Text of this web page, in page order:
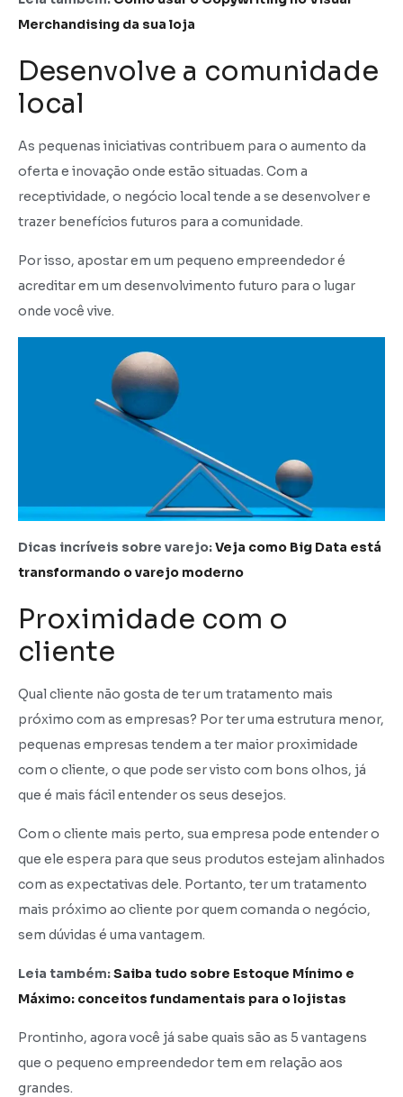
Merchandising da sua loja
Desenvolve a comunidade
local
As pequenas iniciativas contribuem para o aumento da
oferta e inovação onde estão situadas. Com a
receptividade, o negócio local tende a se desenvolver e
trazer benefícios futuros para a comunidade.
Por isso, apostar em um pequeno empreendedor é
acreditar em um desenvolvimento futuro para o lugar
onde você vive.
Dicas incríveis sobre varejo:Veja como Big Data está
transformando o varejo moderno
Proximidade com o
cliente
Qual cliente não gosta de ter um tratamento mais
próximo com as empresas? Por ter uma estrutura menor,
pequenas empresas tendem a ter maior proximidade
com o cliente, o que pode ser visto com bons olhos, já
que é mais fácil entender os seus desejos.
Com o cliente mais perto, sua empresa pode entender o
que ele espera para que seus produtos estejam alinhados
com as expectativas dele. Portanto, ter um tratamento
mais próximo ao cliente por quem comanda o negócio,
sem dúvidas é uma vantagem.
Leia também:Saiba tudo sobre Estoque Mínimo e
Máximo: conceitos fundamentais para o lojistas
Prontinho, agora você já sabe quais são as 5 vantagens
que o pequeno empreendedor tem em relação aos
grandes.